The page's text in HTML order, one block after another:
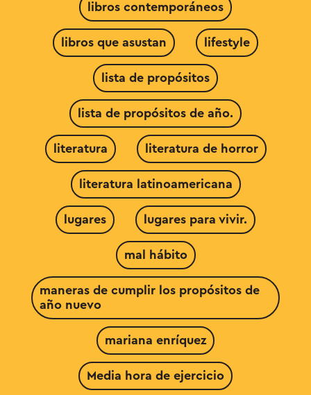
libros contemporáneos
libros que asustan lifestyle
lista de propósitos
lista de propósitos de año.
literatura literatura de horror
literatura latinoamericana
lugares lugares para vivir.
mal hábito
maneras de cumplir los propósitos de
año nuevo
mariana enríquez
Media hora de ejercicio